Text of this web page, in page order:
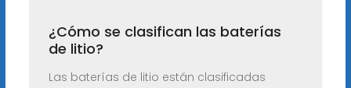
¿Cómo se clasifican las baterías
de litio?
Las baterías de litio están clasificadas